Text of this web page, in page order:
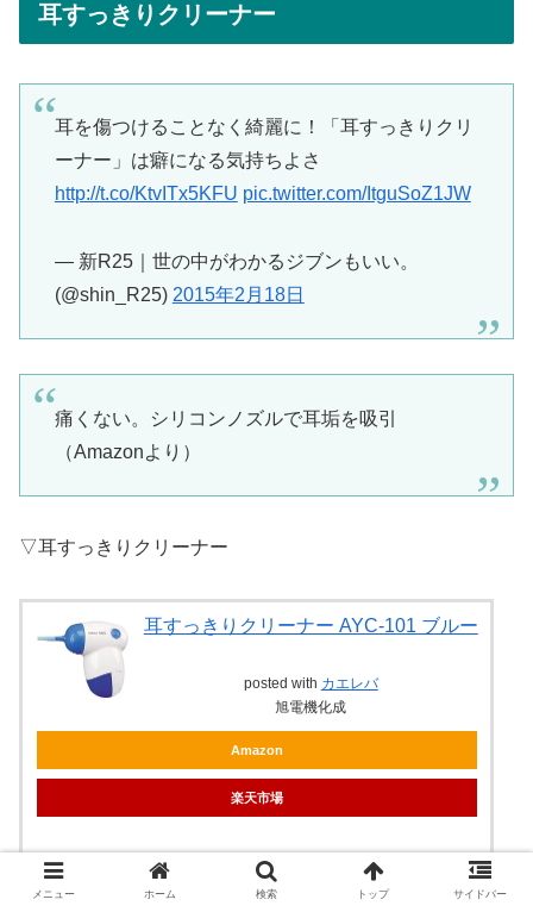
耳すっきりクリーナー
耳を傷つけることなく綺麗に！「耳すっきりクリ
ーナー」は癖になる気持ちよさ
http://t.co/KtvITx5KFU pic.twitter.com/ItguSoZ1JW
— 新R25｜世の中がわかるジブンもいい。
(@shin_R25) 2015年2月18日
痛くない。シリコンノズルで耳垢を吸引
（Amazonより）
▽耳すっきりクリーナー
耳すっきりクリーナー AYC-101 ブルー
posted with カエレバ
旭電機化成
Amazon
楽天市場
メニュー ホーム 検索 トップ サイドバー